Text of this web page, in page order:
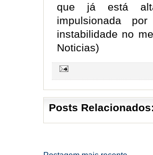
que já está
impulsionada
instabilidade no
Noticias)
Posts